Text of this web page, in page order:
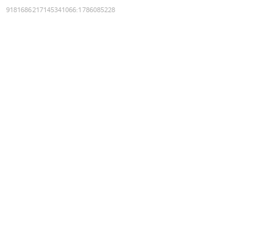
9181686217145341066:1786085228